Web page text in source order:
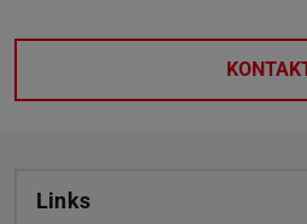
Links